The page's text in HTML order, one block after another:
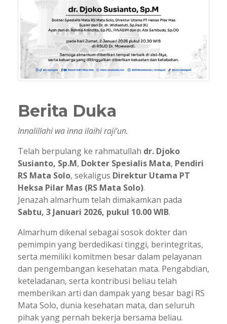
Berita Duka
Innalillahi wa inna ilaihi raji’un.
Telah berpulang ke rahmatullah dr. Djoko
Susianto, Sp.M, Dokter Spesialis Mata, Pendiri
RS Mata Solo, sekaligus Direktur Utama PT
Heksa Pilar Mas (RS Mata Solo).
Jenazah almarhum telah dimakamkan pada
Sabtu, 3 Januari 2026, pukul 10.00 WIB.
Almarhum dikenal sebagai sosok dokter dan
pemimpin yang berdedikasi tinggi, berintegritas,
serta memiliki komitmen besar dalam pelayanan
dan pengembangan kesehatan mata. Pengabdian,
keteladanan, serta kontribusi beliau telah
memberikan arti dan dampak yang besar bagi RS
Mata Solo, dunia kesehatan mata, dan seluruh
pihak yang pernah bekerja bersama beliau.